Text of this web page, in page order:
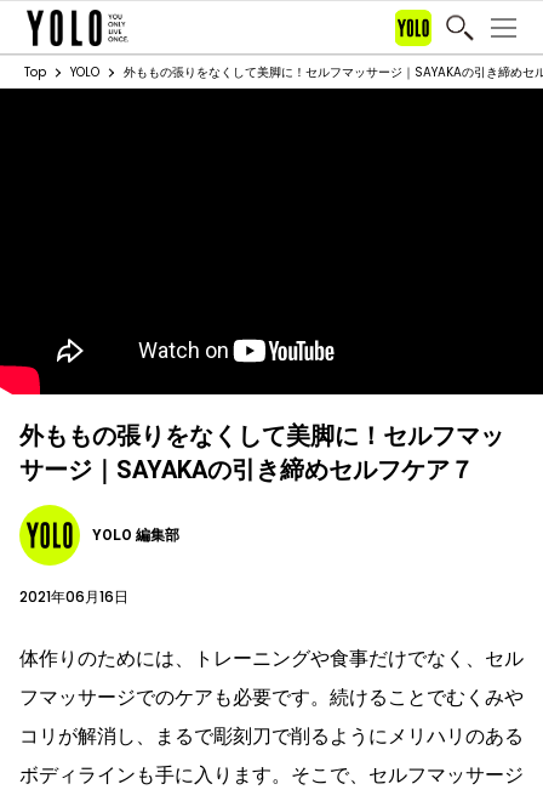
Top YOLO 外ももの張りをなくして美脚に！セルフマッサージ｜SAYAKAの引き締めセ
外ももの張りをなくして美脚に！セルフマッ
サージ｜SAYAKAの引き締めセルフケア７
YOLO 編集部
2021年06月16日
体作りのためには、トレーニングや食事だけでなく、セル
フマッサージでのケアも必要です。続けることでむくみや
コリが解消し、まるで彫刻刀で削るようにメリハリのある
ボディラインも手に入ります。そこで、セルフマッサージ